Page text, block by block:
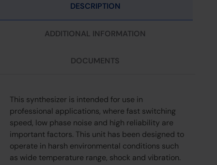
DESCRIPTION
ADDITIONAL INFORMATION
DOCUMENTS
This synthesizer is intended for use in
professional applications, where fast switching
speed, low phase noise and high reliability are
important factors. This unit has been designed to
operate in harsh environmental conditions such
as wide temperature range, shock and vibration.